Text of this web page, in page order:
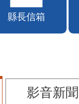
縣長信箱
影音新聞